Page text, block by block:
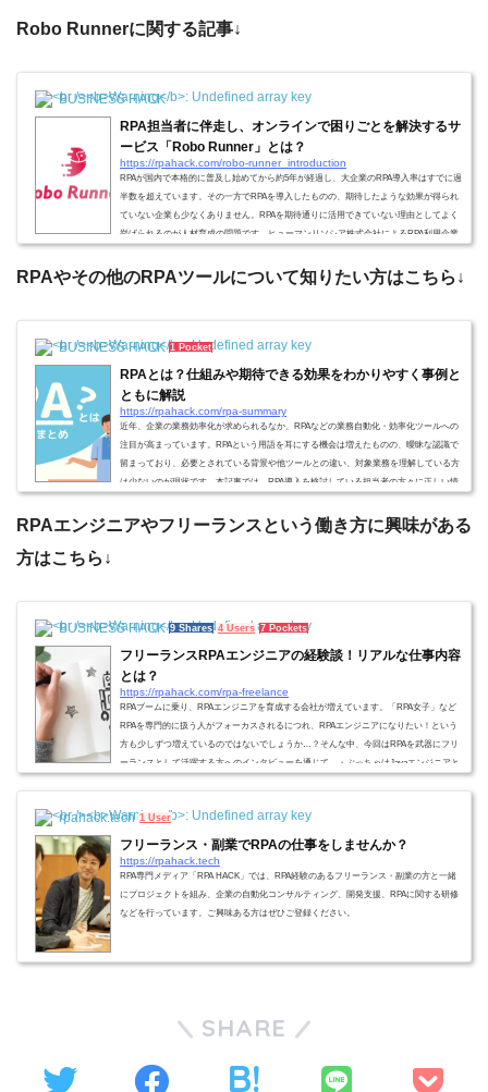
Robo Runnerに関する記事↓
BUSINESS HACK
RPA担当者に伴走し、オンラインで困りごとを解決するサ
ービス「Robo Runner」とは？
https://rpahack.com/robo-runner_introduction
RPAが国内で本格的に普及し始めてから約5年が経過し、大企業のRPA導入率はすでに過
半数を超えています。その一方でRPAを導入したものの、期待したような効果が得られ
ていない企業も少なくありません。RPAを期待通りに活用できていない理由としてよく
挙げられるのが人材育成の問題です。ヒューマンリソシア株式会社によるRPA利用企業
た人材育成が難しい」と回答しています。RPAスキルを持った人材を育成し、RPAを活
RPAやその他のRPAツールについて知りたい方はこちら↓
BUSINESS HACK 1 Pocket
RPAとは？仕組みや期待できる効果をわかりやすく事例と
ともに解説
https://rpahack.com/rpa-summary
近年、企業の業務効率化が求められるなか、RPAなどの業務自動化・効率化ツールへの
注目が高まっています。RPAという用語を耳にする機会は増えたものの、曖昧な認識で
留まっており、必要とされている背景や他ツールとの違い、対象業務を理解している方
は少ないのが現状です。本記事では、RPA導入を検討している担当者の方々に正しい情
目で、より深く説明している他記事も併せて紹介するので、業務自動化のためのRPA活
RPAエンジニアやフリーランスという働き方に興味がある
方はこちら↓
BUSINESS HACK 9 Shares 4 Users 7 Pockets
フリーランスRPAエンジニアの経験談！リアルな仕事内容
とは？
https://rpahack.com/rpa-freelance
RPAブームに乗り、RPAエンジニアを育成する会社が増えています。「RPA女子」など
RPAを専門的に扱う人がフォーカスされるにつれ、RPAエンジニアになりたい！という
方も少しずつ増えているのではないでしょうか…？そんな中、今回はRPAを武器にフリ
ーランスとして活躍する方へのインタビューを通じて、・ぶっちゃけJavaエンジニアと
す…！ 今回インタビューに協力いただ...
rpahack.tech 1 User
フリーランス・副業でRPAの仕事をしませんか？
https://rpahack.tech
RPA専門メディア「RPA HACK」では、RPA経験のあるフリーランス・副業の方と一緒
にプロジェクトを組み、企業の自動化コンサルティング、開発支援、RPAに関する研修
などを行っています。ご興味ある方はぜひご登録ください。
SHARE